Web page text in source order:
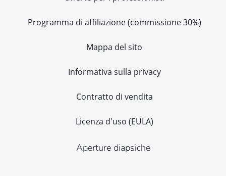
Programma di affiliazione (commissione 30%)
Mappa del sito
Informativa sulla privacy
Contratto di vendita
Licenza d'uso (EULA)
Aperture diapsiche